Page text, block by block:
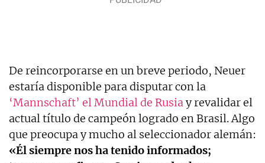
De reincorporarse en un breve periodo, Neuer
estaría disponible para disputar con la
‘Mannschaft’ el Mundial de Rusiay revalidar el
actual título de campeón logrado en Brasil. Algo
que preocupa y mucho al seleccionador alemán:
«Él siempre nos ha tenido informados;